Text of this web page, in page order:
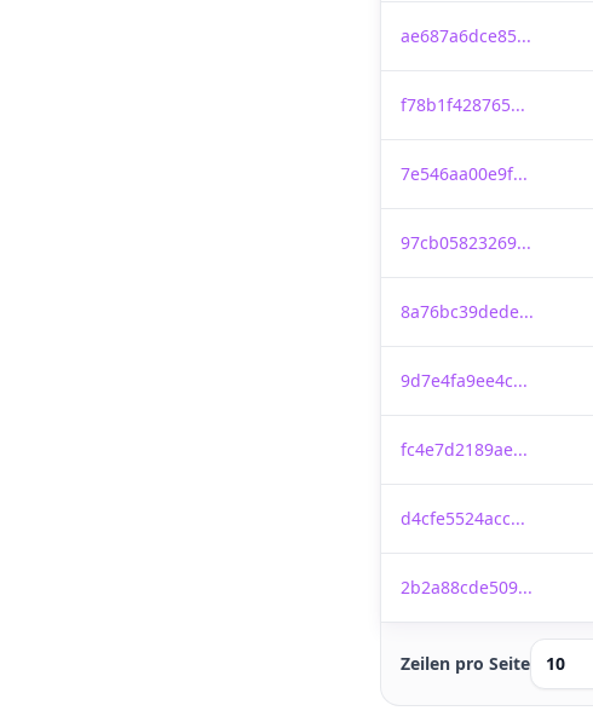
ae687a6dce85...
f78b1f428765...
7e546aa00e9f...
97cb05823269...
8a76bc39dede...
9d7e4fa9ee4c...
fc4e7d2189ae...
d4cfe5524acc...
2b2a88cde509...
Zeilen pro Seite 10